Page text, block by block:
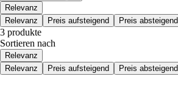
Relevanz
Relevanz
Preis aufsteigend Preis absteigend
3 produkte
Sortieren nach
Relevanz
Relevanz
Preis aufsteigend Preis absteigend